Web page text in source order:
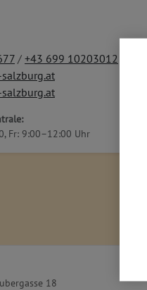
/ +43 699 10203012
Fr: 9:00–12:00 Uhr
18